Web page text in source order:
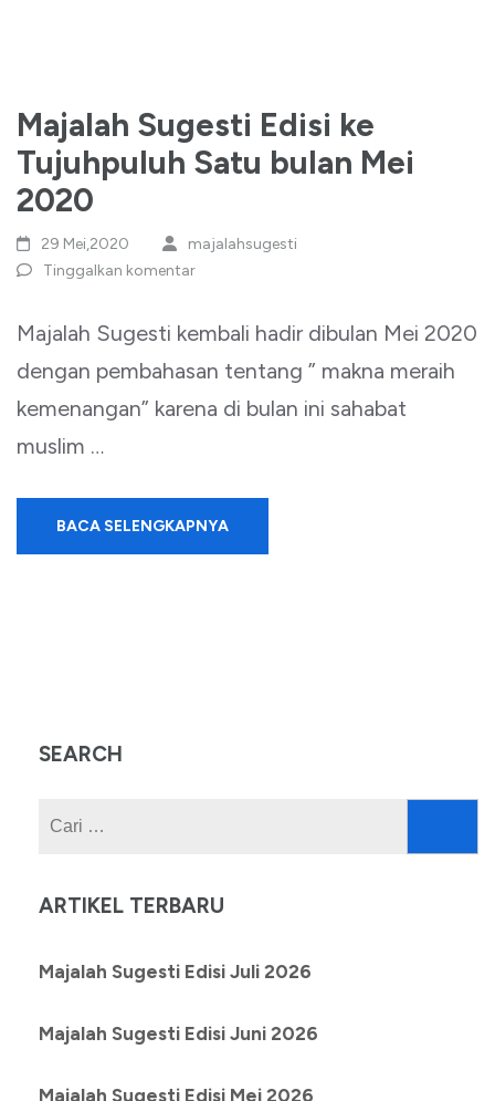
Majalah Sugesti Edisi ke
Tujuhpuluh Satu bulan Mei
2020
29 Mei,2020
majalahsugesti
Tinggalkan komentar
Majalah Sugesti kembali hadir dibulan Mei 2020
dengan pembahasan tentang ” makna meraih
kemenangan” karena di bulan ini sahabat
muslim …
BACA SELENGKAPNYA
SEARCH
ARTIKEL TERBARU
Majalah Sugesti Edisi Juli 2026
Majalah Sugesti Edisi Juni 2026
Majalah Sugesti Edisi Mei 2026